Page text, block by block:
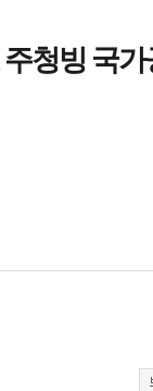
청빙 국가